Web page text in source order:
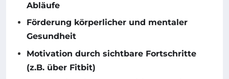
Abläufe
Förderung körperlicher und mentaler
Gesundheit
Motivation durch sichtbare Fortschritte
(z.B. über Fitbit)